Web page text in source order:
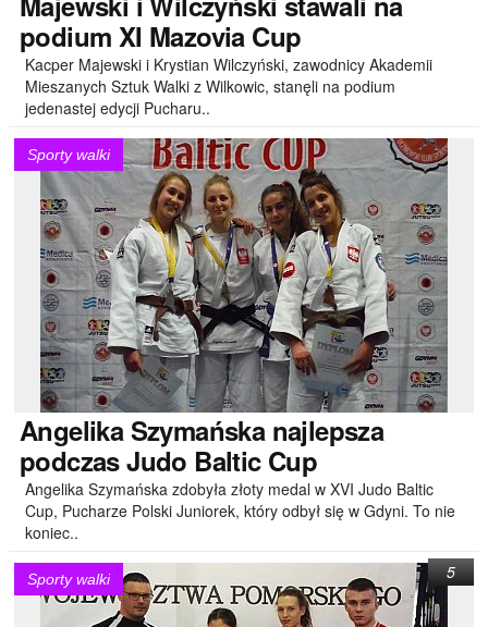
podium XI Mazovia Cup
Kacper Majewski i Krystian Wilczyński, zawodnicy Akademii
Mieszanych Sztuk Walki z Wilkowic, stanęli na podium
jedenastej edycji Pucharu..
Sporty walki
AngelikaSzymańska najlepsza
podczas Judo Baltic Cup
Angelika Szymańska zdobyła złoty medal w XVI Judo Baltic
Cup, Pucharze Polski Juniorek, który odbył się w Gdyni. To nie
koniec..
Sporty walki 5